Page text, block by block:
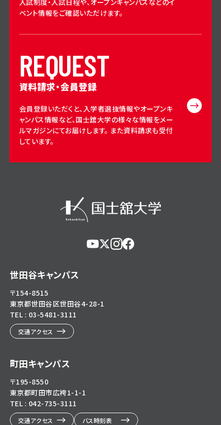
ベント情報をご確認いただけます。
REQUEST
資料請求・会員登録
会員登録いただくと、入学者選抜情報やオープンキ
ャンパス情報など、国士舘大学の様々な情報をメー
ルマガジンにてお届けします。 また資料請求も受付
しています。
世田谷キャンパス
〒154-8515
東京都世田谷区世田谷4-28-1
TEL : 03-5481-3111
交通アクセス
町田キャンパス
〒195-8550
東京都町田市広袴1-1-1
TEL : 042-735-3111
交通アクセス バス時刻表